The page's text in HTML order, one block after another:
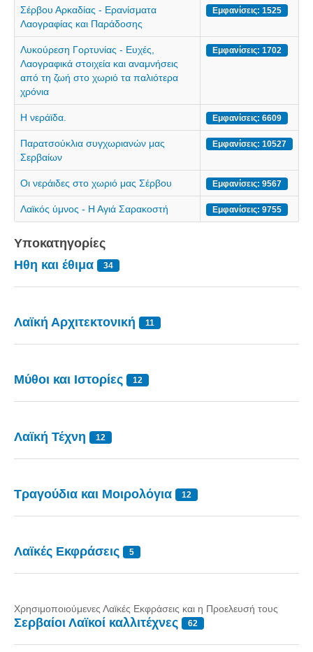
Σερβαίοι Συγγραφείς/Λογoτέχνες
Σερβαίοι Καλλιτέχνες
Γραφή Πατριωτών/Συνεργατών
Σερβαίοι Αγωνιστές/Πεσόντες
Σερβαίοι για το Σέρβου
Σύνδεσμος Σερβαίων
Εφημερίδα Αρτοζήνος
Ηλεκτρονική έκδοση Αρτοζήνου
Θέματα και δράσεις Συνδέσμου
Ανακοινώσεις
Χάρτης του Site (Sitemap)
Επικοινωνία
Τα Τελευταία Νέα
Αυτοί που έφυγαν για πάντα
Επιτυχίες - Διακρίσεις
παλιά αρχειοθετημένα
Δημοτικά Τραγούδια
Παλιές Φωτογραφίες του 1930
Πετρόκτιστα Σπίτια - Εκκλησίες
Σέρβου Αρκαδίας - Ερανίσματα
Λαογραφίας και Παράδοσης
Εμφανίσεις: 1525
Λυκούρεση Γορτυνίας - Ευχές,
Λαογραφικά στοιχεία και αναμνήσεις
από τη ζωή στο χωριό τα παλιότερα
χρόνια
Εμφανίσεις: 1702
Η νεράϊδα. Εμφανίσεις: 6609
Παρατσούκλια συγχωριανών μας
Σερβαίων
Εμφανίσεις: 10527
Οι νεράιδες στο χωριό μας Σέρβου Εμφανίσεις: 9567
Λαϊκός ύμνος - Η Αγιά Σαρακοστή Εμφανίσεις: 9755
Υποκατηγορίες
Ηθη και έθιμα
34
Λαϊκή Αρχιτεκτονική 11
Μύθοι και Ιστορίες 12
Λαϊκή Τέχνη 12
Τραγούδια και Μοιρολόγια 12
Λαϊκές Εκφράσεις 5
Χρησιμοποιούμενες Λαϊκές Εκφράσεις και η Προελευσή τους
Σερβαίοι Λαϊκοί καλλιτέχνες 62